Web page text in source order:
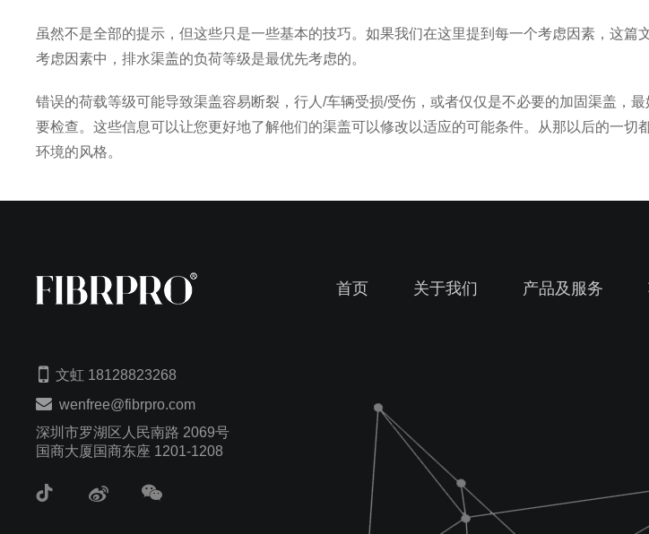
虽然不是全部的提示，但这些只是一些基本的技巧。如果我们在这里提到每一个考虑因素，这篇
考虑因素中，排水渠盖的负荷等级是最优先考虑的。
错误的荷载等级可能导致渠盖容易断裂，行人/车辆受损/受伤，或者仅仅是不必要的加固渠盖，
要检查。这些信息可以让您更好地了解他们的渠盖可以修改以适应的可能条件。从那以后的一切
环境的风格。
首页 关于我们 产品及服务
文虹 18128823268
wenfree@fibrpro.com
深圳市罗湖区人民南路 2069号
国商大厦国商东座 1201-1208